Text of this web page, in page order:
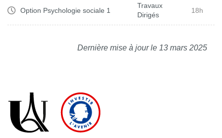
Option Psychologie sociale 1
Travaux
Dirigés
18h
Dernière mise à jour le 13 mars 2025